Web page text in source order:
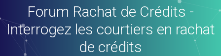
Forum Rachat de Crédits -
Interrogez les courtiers en rachat
de crédits